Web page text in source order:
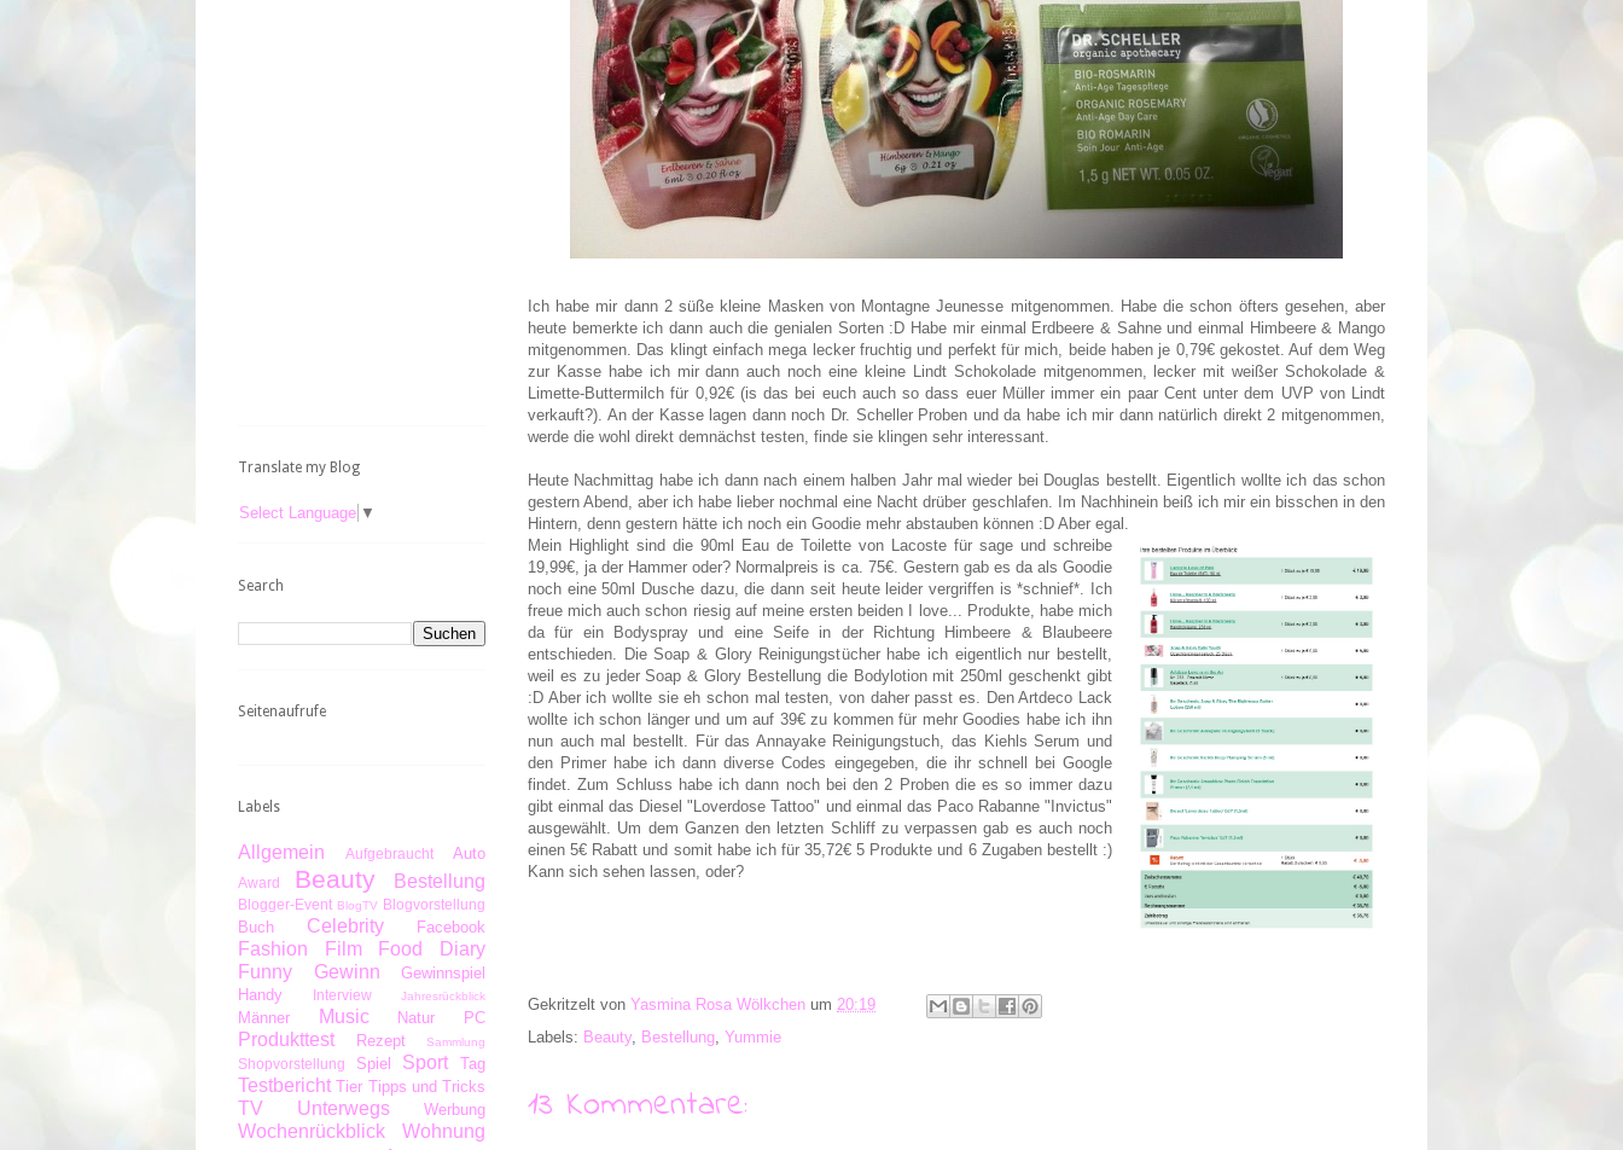
Ich habe mir dann 2 süße kleine Masken von Montagne Jeunesse mitgenommen. Habe die schon öfters gesehen, aber
heute bemerkte ich dann auch die genialen Sorten :D Habe mir einmal Erdbeere & Sahne und einmal Himbeere & Mango
mitgenommen. Das klingt einfach mega lecker fruchtig und perfekt für mich, beide haben je 0,79€ gekostet. Auf dem Weg
zur Kasse habe ich mir dann auch noch eine kleine Lindt Schokolade mitgenommen, lecker mit weißer Schokolade &
Limette-Buttermilch für 0,92€ (is das bei euch auch so dass euer Müller immer ein paar Cent unter dem UVP von Lindt
verkauft?). An der Kasse lagen dann noch Dr. Scheller Proben und da habe ich mir dann natürlich direkt 2 mitgenommen,
werde die wohl direkt demnächst testen, finde sie klingen sehr interessant.
Heute Nachmittag habe ich dann nach einem halben Jahr mal wieder bei Douglas bestellt. Eigentlich wollte ich das schon
gestern Abend, aber ich habe lieber nochmal eine Nacht drüber geschlafen. Im Nachhinein beiß ich mir ein bisschen in den
Hintern, denn gestern hätte ich noch ein Goodie mehr abstauben können :D Aber egal.
Mein Highlight sind die 90ml Eau de Toilette von Lacoste für sage und schreibe
19,99€, ja der Hammer oder? Normalpreis is ca. 75€. Gestern gab es da als Goodie
noch eine 50ml Dusche dazu, die dann seit heute leider vergriffen is *schnief*. Ich
freue mich auch schon riesig auf meine ersten beiden I love... Produkte, habe mich
da für ein Bodyspray und eine Seife in der Richtung Himbeere & Blaubeere
entschieden. Die Soap & Glory Reinigungstücher habe ich eigentlich nur bestellt,
weil es zu jeder Soap & Glory Bestellung die Bodylotion mit 250ml geschenkt gibt
:D Aber ich wollte sie eh schon mal testen, von daher passt es. Den Artdeco Lack
wollte ich schon länger und um auf 39€ zu kommen für mehr Goodies habe ich ihn
nun auch mal bestellt. Für das Annayake Reinigungstuch, das Kiehls Serum und
den Primer habe ich dann diverse Codes eingegeben, die ihr schnell bei Google
findet. Zum Schluss habe ich dann noch bei den 2 Proben die es so immer dazu
gibt einmal das Diesel "Loverdose Tattoo" und einmal das Paco Rabanne "Invictus"
ausgewählt. Um dem Ganzen den letzten Schliff zu verpassen gab es auch noch
einen 5€ Rabatt und somit habe ich für 35,72€ 5 Produkte und 6 Zugaben bestellt :)
Kann sich sehen lassen, oder?
Gekritzelt von Yasmina Rosa Wölkchen um 20:19
Labels: Beauty, Bestellung Yummie
13 Kommentare:
Translate my Blog
Select Language ▼
Search
Seitenaufrufe
Labels
Allgemein Aufgebraucht Auto
Award Beauty Bestellung
Blogger-Event BlogTV Blogvorstellung
Buch Celebrity Facebook
Fashion Film
Food Diary
Funny
Gewinn
Gewinnspiel
Handy
Interview Jahresrückblick
Männer Music Natur PC
Produkttest Rezept Sammlung
Shopvorstellung Spiel Sport Tag
Testbericht Tier Tipps und Tricks
TV Unterwegs Werbung
Wochenrückblick
Wohnung